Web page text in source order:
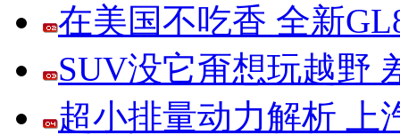
在美国不吃香 全新
SUV没它甭想玩越野
超小排量动力解析 上